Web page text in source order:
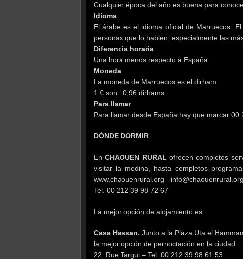
Cualquier época del año es buena para
Idioma
El árabe es el idioma oficial de Marruecos.
personas que lo hablen, especialmente las
Diferencia horaria
Una hora menos respecto a España.
Moneda
La moneda de Marruecos es el dirham.
1 € son 10,96 dirhams.
Para llamar
Para llamar desde España hay que marcar 00
DÓNDE DORMIR
EnCHAOUEN RURAL ofrecen completos
visitar la medina, hasta completos
www.chaouenrural.org - info@chaouenrural.org
Tel. 00 212 39 98 72 67
La mejor opción de alojamiento es:
Casa Hassan. Junto a la Plaza Uta el
la mejor opción de pernoctación en la ciudad.
22, Rue Targui – Tel. 00 212 39 98 61 53